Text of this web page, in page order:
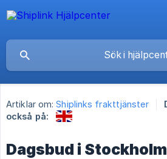
Artiklar om: Shiplinks frakttjänster
också på:
Dagsbud i Stockholm